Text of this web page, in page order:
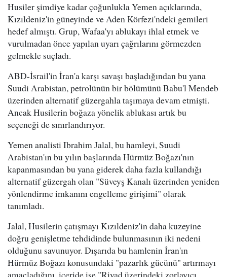
Husiler şimdiye kadar çoğunlukla Yemen açıklarında,
Kızıldeniz'in güneyinde ve Aden Körfezi'ndeki gemileri
hedef almıştı. Grup, Wafaa'yı ablukayı ihlal etmek ve
vurulmadan önce yapılan uyarı çağrılarını görmezden
gelmekle suçladı.
ABD-İsrail'in İran'a karşı savaşı başladığından bu yana
Suudi Arabistan, petrolünün bir bölümünü Babu'l Mendeb
üzerinden alternatif güzergahla taşımaya devam etmişti.
Ancak Husilerin boğaza yönelik ablukası artık bu
seçeneği de sınırlandırıyor.
Yemen analisti Ibrahim Jalal, bu hamleyi, Suudi
Arabistan'ın bu yılın başlarında Hürmüz Boğazı'nın
kapanmasından bu yana giderek daha fazla kullandığı
alternatif güzergah olan "Süveyş Kanalı üzerinden yeniden
yönlendirme imkanını engelleme girişimi" olarak
tanımladı.
Jalal, Husilerin çatışmayı Kızıldeniz'in daha kuzeyine
doğru genişletme tehdidinde bulunmasının iki nedeni
olduğunu savunuyor. Dışarıda bu hamlenin İran'ın
Hürmüz Boğazı konusundaki "pazarlık gücünü" artırmayı